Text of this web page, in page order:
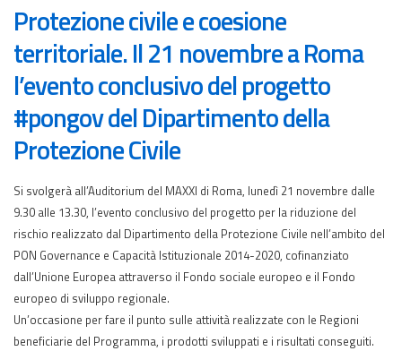
Protezione civile e coesione
territoriale. Il 21 novembre a Roma
l’evento conclusivo del progetto
#pongov del Dipartimento della
Protezione Civile
Si svolgerà all’Auditorium del MAXXI di Roma, lunedì 21 novembre dalle
9.30 alle 13.30, l’evento conclusivo del progetto per la riduzione del
rischio realizzato dal Dipartimento della Protezione Civile nell’ambito del
PON Governance e Capacità Istituzionale 2014-2020, cofinanziato
dall’Unione Europea attraverso il Fondo sociale europeo e il Fondo
europeo di sviluppo regionale.
Un’occasione per fare il punto sulle attività realizzate con le Regioni
beneficiarie del Programma, i prodotti sviluppati e i risultati conseguiti.